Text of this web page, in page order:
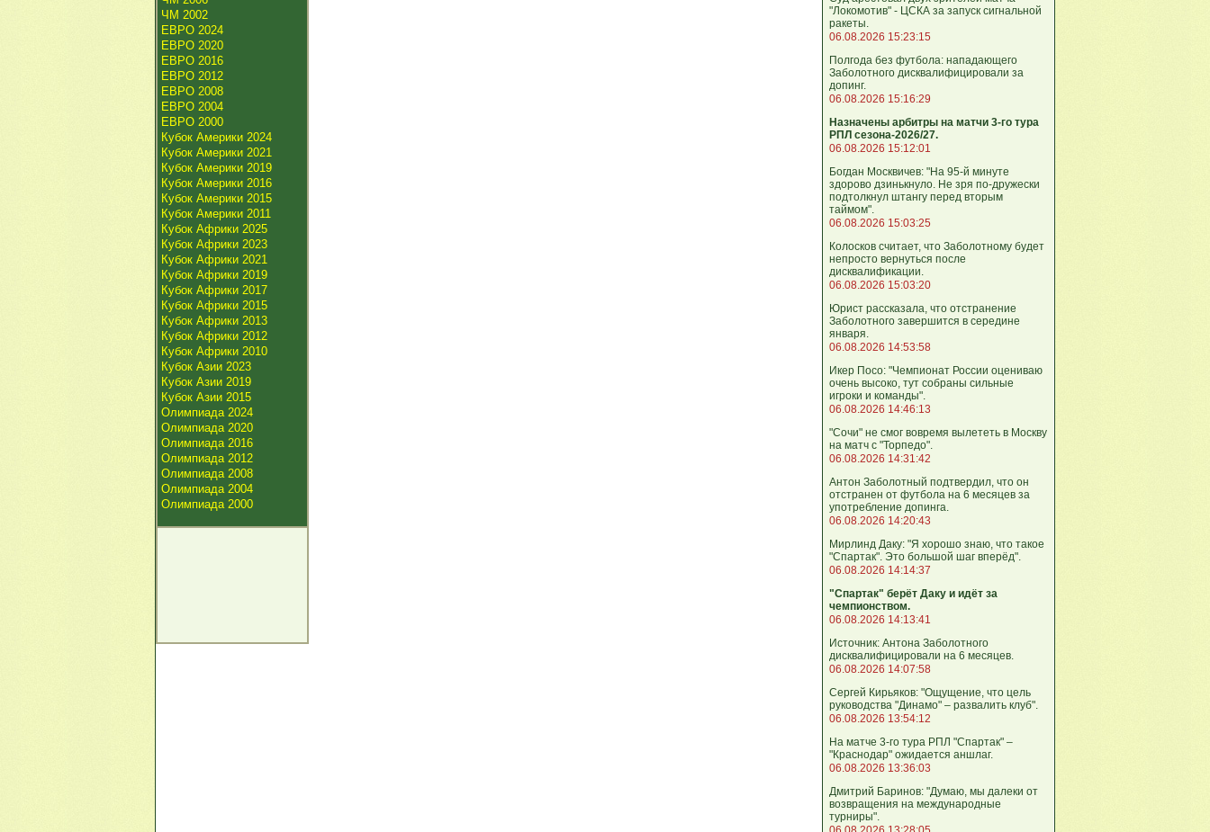
ЧМ 2002
ЕВРО 2024
ЕВРО 2020
ЕВРО 2016
ЕВРО 2012
ЕВРО 2008
ЕВРО 2004
ЕВРО 2000
Кубок Америки 2024
Кубок Америки 2021
Кубок Америки 2019
Кубок Америки 2016
Кубок Америки 2015
Кубок Америки 2011
Кубок Африки 2025
Кубок Африки 2023
Кубок Африки 2021
Кубок Африки 2019
Кубок Африки 2017
Кубок Африки 2015
Кубок Африки 2013
Кубок Африки 2012
Кубок Африки 2010
Кубок Азии 2023
Кубок Азии 2019
Кубок Азии 2015
Олимпиада 2024
Олимпиада 2020
Олимпиада 2016
Олимпиада 2012
Олимпиада 2008
Олимпиада 2004
Олимпиада 2000
"Локомотив" - ЦСКА за запуск сигнальной
ракеты.
06.08.2026 15:23:15
Полгода без футбола: нападающего
Заболотного дисквалифицировали за
допинг.
06.08.2026 15:16:29
Назначены арбитры на матчи 3-го тура
РПЛ сезона-2026/27.
06.08.2026 15:12:01
Богдан Москвичев: "На 95‑й минуте
здорово дзинькнуло. Не зря по‑дружески
подтолкнул штангу перед вторым
таймом".
06.08.2026 15:03:25
Колосков считает, что Заболотному будет
непросто вернуться после
дисквалификации.
06.08.2026 15:03:20
Юрист рассказала, что отстранение
Заболотного завершится в середине
января.
06.08.2026 14:53:58
Икер Посо: "Чемпионат России оцениваю
очень высоко, тут собраны сильные
игроки и команды".
06.08.2026 14:46:13
"Сочи" не смог вовремя вылететь в Москву
на матч с "Торпедо".
06.08.2026 14:31:42
Антон Заболотный подтвердил, что он
отстранен от футбола на 6 месяцев за
употребление допинга.
06.08.2026 14:20:43
Мирлинд Даку: "Я хорошо знаю, что такое
"Спартак". Это большой шаг вперёд".
06.08.2026 14:14:37
"Спартак" берёт Даку и идёт за
чемпионством.
06.08.2026 14:13:41
Источник: Антона Заболотного
дисквалифицировали на 6 месяцев.
06.08.2026 14:07:58
Сергей Кирьяков: "Ощущение, что цель
руководства "Динамо" – развалить клуб".
06.08.2026 13:54:12
На матче 3-го тура РПЛ "Спартак" –
"Краснодар" ожидается аншлаг.
06.08.2026 13:36:03
Дмитрий Баринов: "Думаю, мы далеки от
возвращения на международные
турниры".